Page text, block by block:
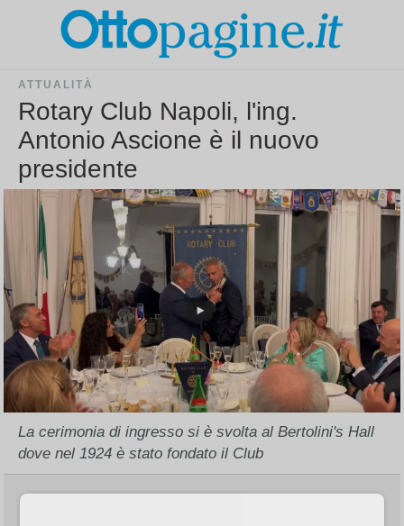
ATTUALITÀ
Rotary Club Napoli, l'ing.
Antonio Ascione è il nuovo
presidente
La cerimonia di ingresso si è svolta al Bertolini's Hall
dove nel 1924 è stato fondato il Club